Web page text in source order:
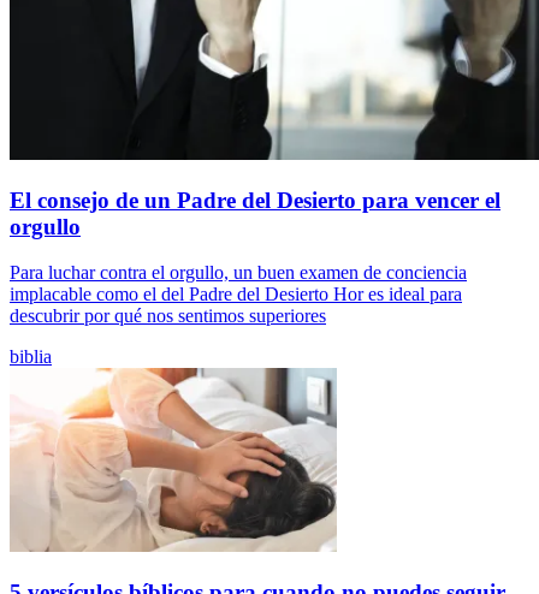
El consejo de un Padre del Desierto para vencer el
orgullo
Para luchar contra el orgullo, un buen examen de conciencia
implacable como el del Padre del Desierto Hor es ideal para
descubrir por qué nos sentimos superiores
biblia